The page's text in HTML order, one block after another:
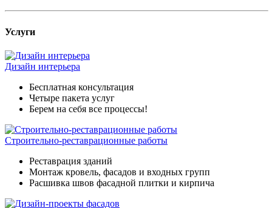
Услуги
Дизайн интерьера
Бесплатная консультация
Четыре пакета услуг
Берем на себя все процессы!
Строительно-реставрационные работы
Реставрация зданий
Монтаж кровель, фасадов и входных групп
Расшивка швов фасадной плитки и кирпича